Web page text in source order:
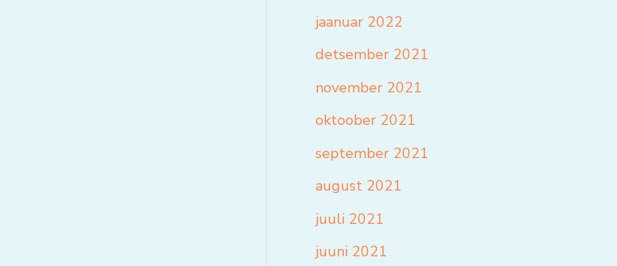
jaanuar 2022
detsember 2021
november 2021
oktoober 2021
september 2021
august 2021
juuli 2021
juuni 2021